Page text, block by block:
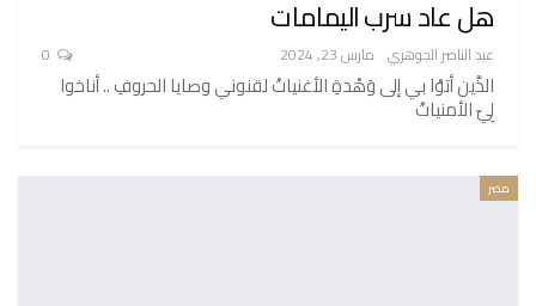
هل عاد سرب اليمامات
عبد الناصر الجوهري مارس 23, 2024
الذَّين أتوْا بي إلى وَهْدةِ الأغنياتْ لقنوني وصايا الحروفِ .. أناخوا
لِيّ الأمنياتْ
مصر